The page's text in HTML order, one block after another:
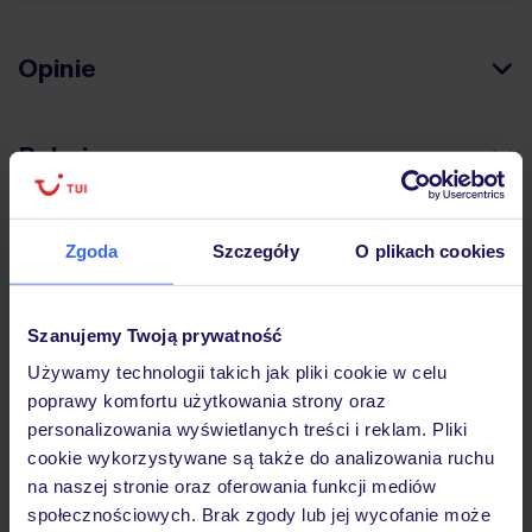
Zgoda Szczegóły O plikach cookies
Szanujemy Twoją prywatność
Używamy technologii takich jak pliki cookie w celu
poprawy komfortu użytkowania strony oraz
personalizowania wyświetlanych treści i reklam. Pliki
cookie wykorzystywane są także do analizowania ruchu
na naszej stronie oraz oferowania funkcji mediów
społecznościowych. Brak zgody lub jej wycofanie może
Opinie
Pokoje
Wyżywienie
Atrakcje
Ważne informacje
Często zadawane pytania